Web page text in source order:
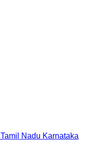
Tamil Nadu Karnataka